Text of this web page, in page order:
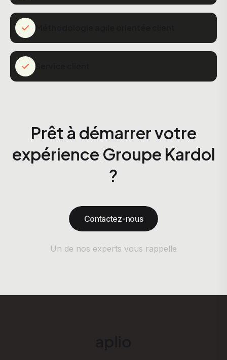
Prêt à démarrer votre
expérience Groupe Kardol
?
Contactez-nous
Un de nos experts vous rappelle